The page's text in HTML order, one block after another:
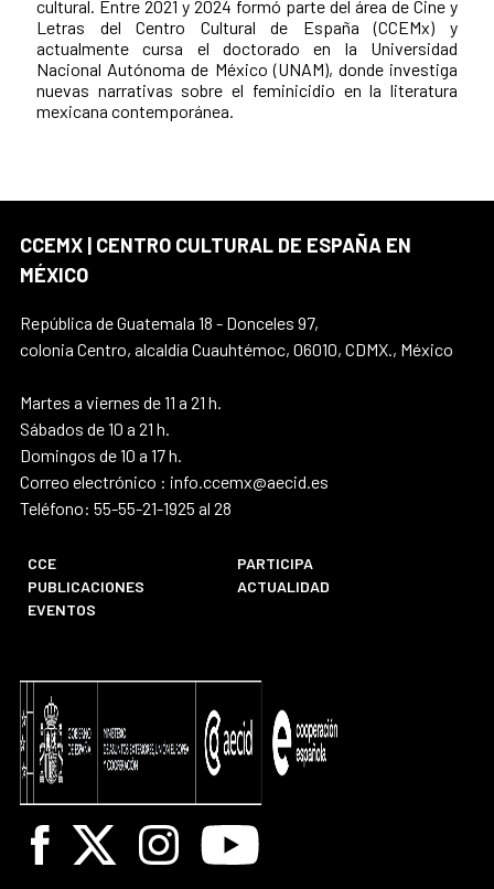
cultural. Entre 2021 y 2024 formó parte del área de Cine y
Letras del Centro Cultural de España (CCEMx) y
actualmente cursa el doctorado en la Universidad
Nacional Autónoma de México (UNAM), donde investiga
nuevas narrativas sobre el feminicidio en la literatura
mexicana contemporánea.
CCEMX | CENTRO CULTURAL DE ESPAÑA EN
MÉXICO
República de Guatemala 18 - Donceles 97,
colonia Centro, alcaldía Cuauhtémoc, 06010, CDMX., México
Martes a viernes de 11 a 21 h.
Sábados de 10 a 21 h.
Domingos de 10 a 17 h.
Correo electrónico : info.ccemx@aecid.es
Teléfono: 55-55-21-1925 al 28
CCE
PARTICIPA
PUBLICACIONES
ACTUALIDAD
EVENTOS
Facebook
X InstagramYoutube